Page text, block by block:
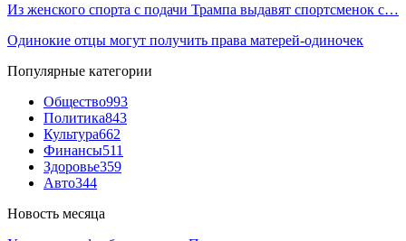
Из женского спорта с подачи Трампа выдавят спортсменок с…
Одинокие отцы могут получить права матерей-одиночек
Популярные категории
Общество993
Политика843
Культура662
Финансы511
Здоровье359
Авто344
Новость месяца